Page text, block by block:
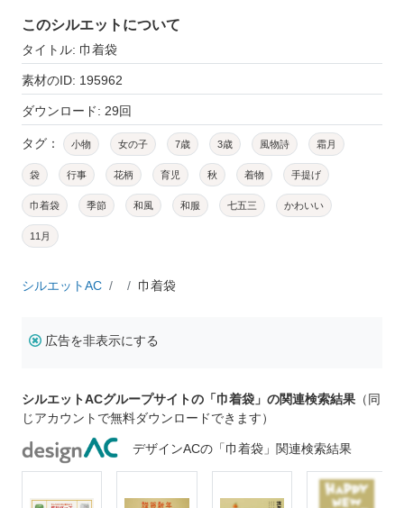
このシルエットについて
タイトル: 巾着袋
素材のID: 195962
ダウンロード: 29回
タグ： 小物 女の子 7歳 3歳 風物詩 霜月
袋 行事 花柄 育児 秋 着物 手提げ
巾着袋 季節 和風 和服 七五三 かわいい
11月
シルエットAC 巾着袋
広告を非表示にする
シルエットACグループサイトの「巾着袋」の関連検索結果 （同
じアカウントで無料ダウンロードできます）
デザインACの「巾着袋」関連検索結果